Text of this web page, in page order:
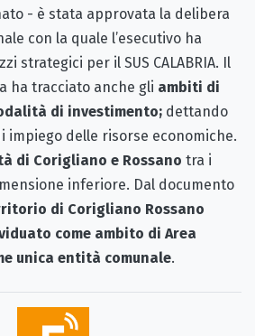
- è stata approvata la delibera
con la quale l’esecutivo ha
strategici per il SUS CALABRIA. Il
ha tracciato anche gli ambiti di
di investimento; dettando
impiego delle risorse economiche.
di Corigliano e Rossano tra i
inferiore. Dal documento
di Corigliano Rossano
come ambito di Area
unica entità comunale.